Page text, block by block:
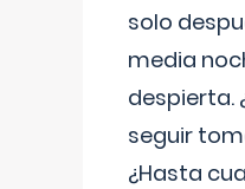
solo
media
despierta.
seguir
¿Hasta